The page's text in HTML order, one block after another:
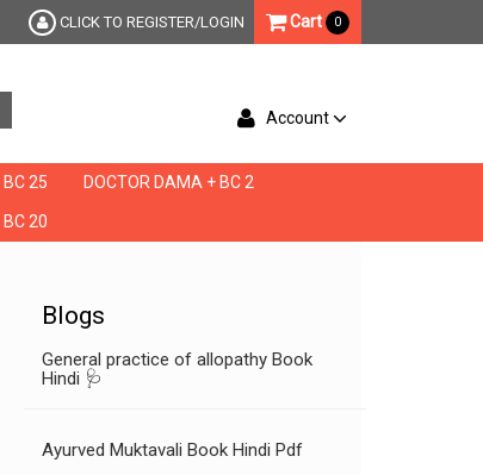
CLICK TO REGISTER/LOGIN Cart 0
Account
25 DOCTOR DAMA + BC 2
BC 20
Blogs
General practice of allopathy Book
Hindi 🩺
Ayurved Muktavali Book Hindi Pdf